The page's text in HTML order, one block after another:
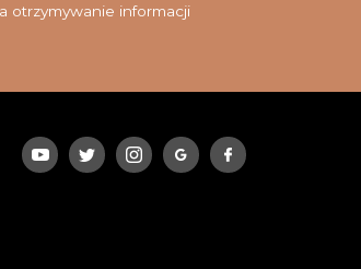
otrzymywanie informacji